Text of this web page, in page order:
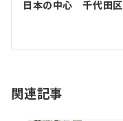
ゲ
シ
ン
日本の中心 千代田区
関連記事